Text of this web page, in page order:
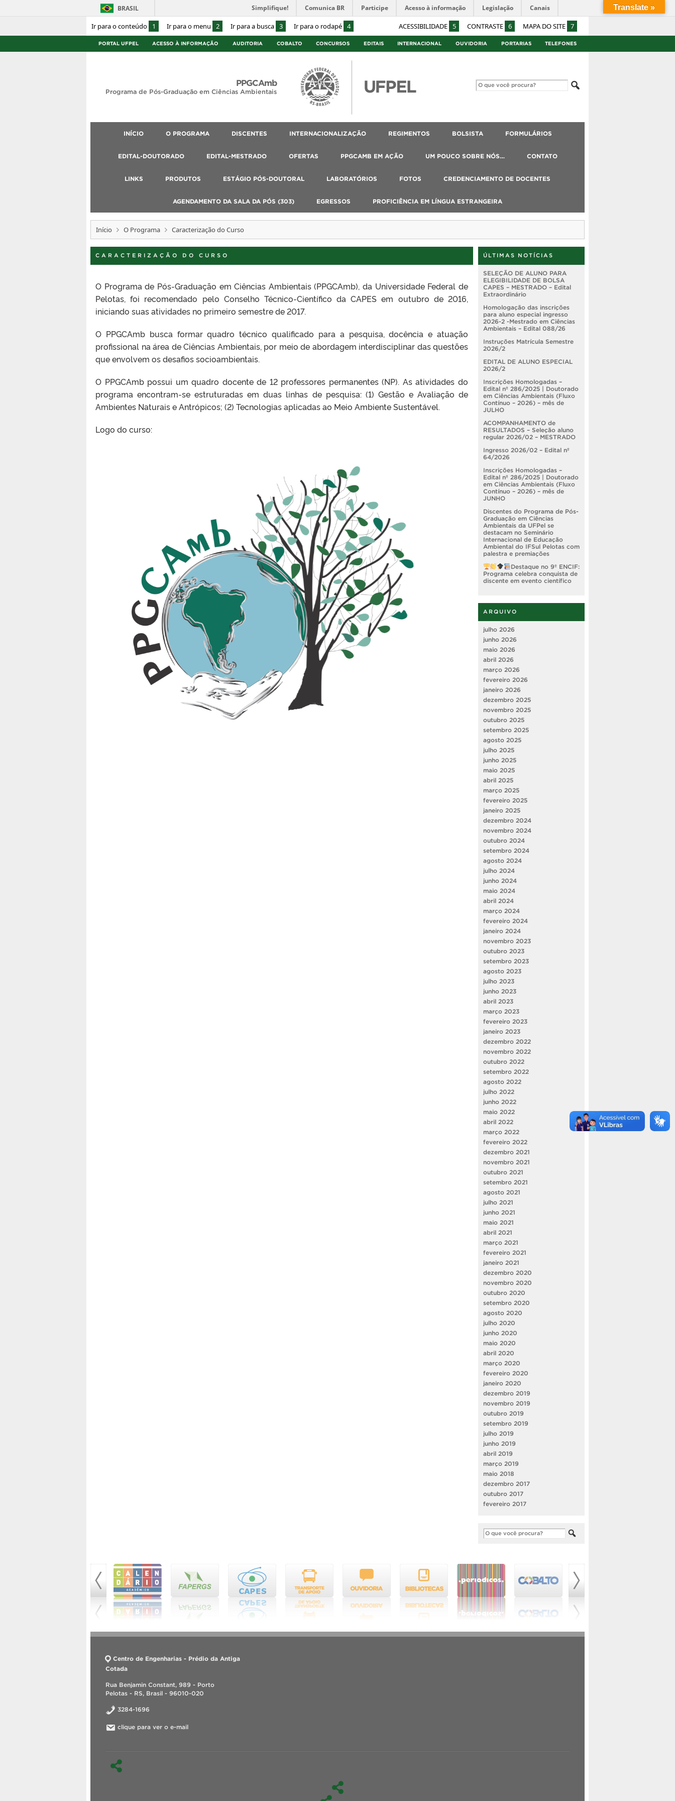
Ir para o conteúdo 1 Ir para o menu 2 Ir para a busca 3 Ir para o rodapé 4 ACESSIBILIDADE 5 CONTRASTE 6 MAPA DO SITE 7
BRASIL Simplifique! Comunica BR Participe Acesso à informação Legislação Canais
PORTAL UFPEL ACESSO À INFORMAÇÃO AUDITORIA COBALTO CONCURSOS EDITAIS INTERNACIONAL OUVIDORIA PORTARIAS TELEFONES
PPGCAmb
Programa de Pós-Graduação em Ciências Ambientais
INÍCIO O PROGRAMA DISCENTES INTERNACIONALIZAÇÃO REGIMENTOS BOLSISTA FORMULÁRIOS
EDITAL-DOUTORADO EDITAL-MESTRADO OFERTAS PPGCAMB EM AÇÃO UM POUCO SOBRE NÓS… CONTATO
LINKS PRODUTOS ESTÁGIO PÓS-DOUTORAL LABORATÓRIOS FOTOS CREDENCIAMENTO DE DOCENTES
AGENDAMENTO DA SALA DA PÓS (303) EGRESSOS PROFICIÊNCIA EM LÍNGUA ESTRANGEIRA
Início O Programa Caracterização do Curso
CARACTERIZAÇÃO DO CURSO
O Programa de Pós-Graduação em Ciências Ambientais (PPGCAmb), da Universidade Federal de
Pelotas, foi recomendado pelo Conselho Técnico-Científico da CAPES em outubro de 2016,
iniciando suas atividades no primeiro semestre de 2017.
O PPGCAmb busca formar quadro técnico qualificado para a pesquisa, docência e atuação
profissional na área de Ciências Ambientais, por meio de abordagem interdisciplinar das questões
que envolvem os desafios socioambientais.
O PPGCAmb possui um quadro docente de 12 professores permanentes (NP). As atividades do
programa encontram-se estruturadas em duas linhas de pesquisa: (1) Gestão e Avaliação de
Ambientes Naturais e Antrópicos; (2) Tecnologias aplicadas ao Meio Ambiente Sustentável.
Logo do curso:
ÚLTIMAS NOTÍCIAS
SELEÇÃO DE ALUNO PARA
ELEGIBILIDADE DE BOLSA
CAPES – MESTRADO – Edital
Extraordinário
Homologação das inscrições
para aluno especial ingresso
2026-2 -Mestrado em Ciências
Ambientais – Edital 088/26
Instruções Matrícula Semestre
2026/2
EDITAL DE ALUNO ESPECIAL
2026/2
Inscrições Homologadas –
Edital nº 286/2025 | Doutorado
em Ciências Ambientais (Fluxo
Contínuo – 2026) – mês de
JULHO
ACOMPANHAMENTO de
RESULTADOS – Seleção aluno
regular 2026/02 – MESTRADO
Ingresso 2026/02 – Edital nº
64/2026
Inscrições Homologadas –
Edital nº 286/2025 | Doutorado
em Ciências Ambientais (Fluxo
Contínuo – 2026) – mês de
JUNHO
Discentes do Programa de Pós-
Graduação em Ciências
Ambientais da UFPel se
destacam no Seminário
Internacional de Educação
Ambiental do IFSul Pelotas com
palestra e premiações
Destaque no 9º ENCIF:
Programa celebra conquista de
discente em evento científico
ARQUIVO
julho 2026
junho 2026
maio 2026
abril 2026
março 2026
fevereiro 2026
janeiro 2026
dezembro 2025
novembro 2025
outubro 2025
setembro 2025
agosto 2025
julho 2025
junho 2025
maio 2025
abril 2025
março 2025
fevereiro 2025
janeiro 2025
dezembro 2024
novembro 2024
outubro 2024
setembro 2024
agosto 2024
julho 2024
junho 2024
maio 2024
abril 2024
março 2024
fevereiro 2024
janeiro 2024
novembro 2023
outubro 2023
setembro 2023
agosto 2023
julho 2023
junho 2023
abril 2023
março 2023
fevereiro 2023
janeiro 2023
dezembro 2022
novembro 2022
outubro 2022
setembro 2022
agosto 2022
julho 2022
junho 2022
maio 2022
abril 2022
março 2022
fevereiro 2022
dezembro 2021
novembro 2021
outubro 2021
setembro 2021
agosto 2021
julho 2021
junho 2021
maio 2021
abril 2021
março 2021
fevereiro 2021
janeiro 2021
dezembro 2020
novembro 2020
outubro 2020
setembro 2020
agosto 2020
julho 2020
junho 2020
maio 2020
abril 2020
março 2020
fevereiro 2020
janeiro 2020
dezembro 2019
novembro 2019
outubro 2019
setembro 2019
julho 2019
junho 2019
abril 2019
março 2019
maio 2018
dezembro 2017
outubro 2017
fevereiro 2017
Centro de Engenharias - Prédio da Antiga
Cotada
Rua Benjamin Constant, 989 - Porto
Pelotas - RS, Brasil - 96010-020
3284-1696
clique para ver o e-mail
Translate »